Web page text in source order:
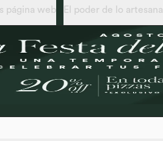
página web El poder de lo